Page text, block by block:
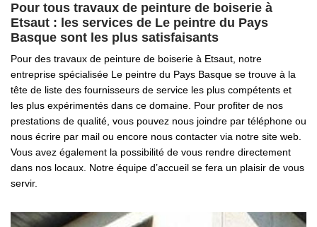
Pour tous travaux de peinture de boiserie à
Etsaut : les services de Le peintre du Pays
Basque sont les plus satisfaisants
Pour des travaux de peinture de boiserie à Etsaut, notre
entreprise spécialisée Le peintre du Pays Basque se trouve à la
tête de liste des fournisseurs de service les plus compétents et
les plus expérimentés dans ce domaine. Pour profiter de nos
prestations de qualité, vous pouvez nous joindre par téléphone ou
nous écrire par mail ou encore nous contacter via notre site web.
Vous avez également la possibilité de vous rendre directement
dans nos locaux. Notre équipe d’accueil se fera un plaisir de vous
servir.